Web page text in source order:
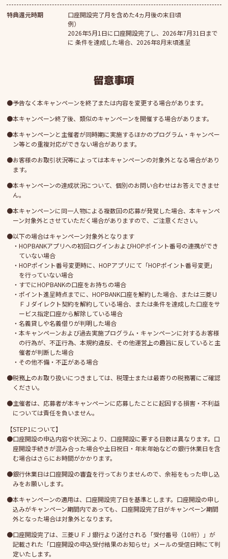
特典還元時期
口座開設完了月を含めた4ヵ月後の末日頃
例）
2026年5月1日に口座開設完了し、2026年7月31日まで
に 条件を達成した場合、2026年8月末頃進呈
留意事項
予告なく本キャンペーンを終了または内容を変更する場合があります。
本キャンペーン終了後、類似のキャンペーンを開催する場合があります。
本キャンペーンと主催者が同時期に実施するほかのプログラム・キャンペー
ン等との重複対応ができない場合があります。
お客様のお取引状況等によっては本キャンペーンの対象外となる場合があり
ます。
本キャンペーンの達成状況について、個別のお問い合わせはお答えできませ
ん。
本キャンペーンに同一人物による複数回の応募が発覚した場合、本キャンペ
ーン対象外とさせていただく場合がありますので、ご注意ください。
以下の場合はキャンペーン対象外となります
HOPBANKアプリへの初回ログインおよびHOPポイント番号の連携ができ
ていない場合
HOPポイント番号変更時に、HOPアプリにて「HOPポイント番号変更」
を行っていない場合
すでにHOPBANKの口座をお持ちの場合
ポイント進呈時点までに、HOPBANK口座を解約した場合、または三菱Ｕ
ＦＪダイレクト契約を解約している場合、または条件を達成した口座をサ
ービス指定口座から解除している場合
名義貸しや名義借りが判明した場合
本キャンペーンおよび過去実施プログラム・キャンペーンに対するお客様
の行為が、不正行為、本規約違反、その他運営上の趣旨に反していると主
催者が判断した場合
その他不備・不正がある場合
税務上のお取り扱いにつきましては、税理士または最寄りの税務署にご確認
ください。
主催者は、応募者が本キャンペーンに応募したことに起因する損害・不利益
については責任を負いません。
【STEP1について】
口座開設の申込内容や状況により、口座開設に要する日数は異なります。口
座開設手続きが混み合った場合や土日祝日・年末年始などの銀行休業日を含
む場合はさらにお時間がかかります。
銀行休業日は口座開設の審査を行っておりませんので、余裕をもった申し込
みをお願いします。
本キャンペーンの適用は、口座開設完了日を基準とします。口座開設の申し
込みがキャンペーン期間内であっても、口座開設完了日がキャンペーン期間
外となった場合は対象外となります。
口座開設完了は、三菱ＵＦＪ銀行より送付される「受付番号（10桁）」が
記載された「口座開設の申込受付結果のお知らせ」メールの受信日時にて判
定いたします。